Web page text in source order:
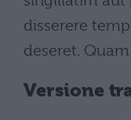
disserere
deseret.
Versione